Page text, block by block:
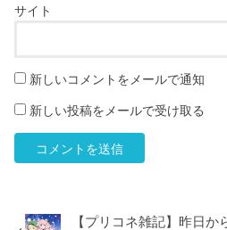
サイト
新しいコメントをメールで通知
新しい投稿をメールで受け取る
【プリコネ雑記】昨日か